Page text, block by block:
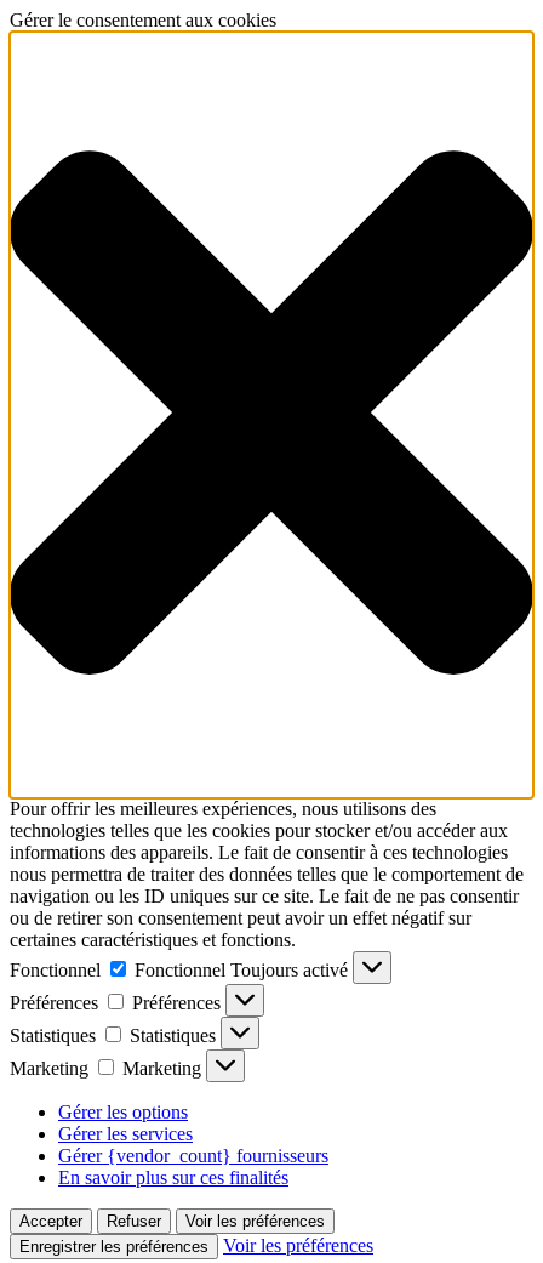
Gérer le consentement aux cookies
Pour offrir les meilleures expériences, nous utilisons des
technologies telles que les cookies pour stocker et/ou accéder aux
informations des appareils. Le fait de consentir à ces technologies
nous permettra de traiter des données telles que le comportement de
navigation ou les ID uniques sur ce site. Le fait de ne pas consentir
ou de retirer son consentement peut avoir un effet négatif sur
certaines caractéristiques et fonctions.
Fonctionnel
Fonctionnel Toujours activé
Préférences
Préférences
Statistiques
Statistiques
Marketing
Marketing
Gérer les options
Gérer les services
Gérer {vendor_count} fournisseurs
En savoir plus sur ces finalités
Accepter Refuser
Voir les préférences
Enregistrer les préférences
Voir les préférences